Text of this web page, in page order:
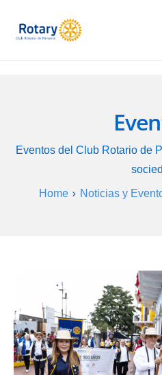
Silla de Ruedas
Eventos del Club Rotario de
Home Noticias y